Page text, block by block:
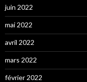
juin 2022
mai 2022
avril 2022
mars 2022
février 2022